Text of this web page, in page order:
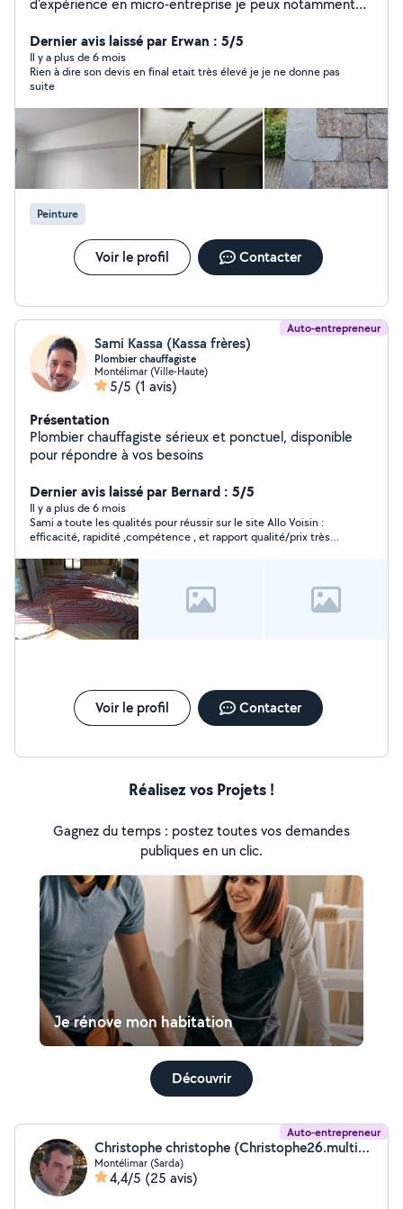
d'expérience en micro-entreprise je peux notamment
disipline rigueur, hésitez pas à me contacter
cordialement.
Dernier avis laissé par Erwan : 5/5
Il y a plus de 6 mois
Rien à dire son devis en final etait très élevé je je ne donne pas
suite
Peinture
Voir le profil Contacter
Auto-entrepreneur
Sami Kassa (Kassa frères)
Plombier chauffagiste
Montélimar (Ville-Haute)
5/5 (1 avis)
Présentation
Plombier chauffagiste sérieux et ponctuel, disponible
pour répondre à vos besoins
Dernier avis laissé par Bernard : 5/5
Il y a plus de 6 mois
Sami a toute les qualités pour réussir sur le site Allo Voisin :
efficacité, rapidité ,compétence , et rapport qualité/prix très
C’est un technicien qui doit être promu par vos sollicitations .
Voir le profil Contacter
Réalisez vos Projets !
Gagnez du temps : postez toutes vos demandes
publiques en un clic.
Je rénove mon habitation
Découvrir
Auto-entrepreneur
Christophe christophe (Christophe26.multiservices)
Montélimar (Sarda)
4,4/5 (25 avis)